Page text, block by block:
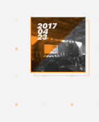
2017
04
23